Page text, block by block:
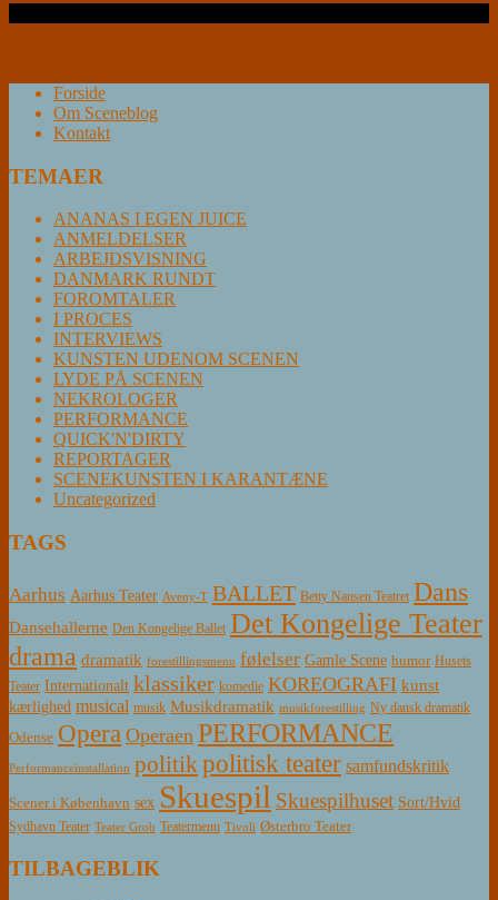
Forside
Om Sceneblog
Kontakt
TEMAER
ANANAS I EGEN JUICE
ANMELDELSER
ARBEJDSVISNING
DANMARK RUNDT
FOROMTALER
I PROCES
INTERVIEWS
KUNSTEN UDENOM SCENEN
LYDE PÅ SCENEN
NEKROLOGER
PERFORMANCE
QUICK'N'DIRTY
REPORTAGER
SCENEKUNSTEN I KARANTÆNE
Uncategorized
TAGS
Aarhus Aarhus Teater Aveny-T BALLET Betty Nansen Teatret Dans
Dansehallerne Den Kongelige Ballet Det Kongelige Teater
drama dramatik forestillingsmenu følelser Gamle Scene humor Husets
Teater Internationalt klassiker komedie KOREOGRAFI kunst
kærlighed musical musik Musikdramatik musikforestilling Ny dansk dramatik
Odense Opera Operaen PERFORMANCE
Performanceinstallation politikpolitisk teater samfundskritik
Scener i København sex Skuespil Skuespilhuset Sort/Hvid
Sydhavn Teater Teater Grob Teatermenu Tivoli Østerbro Teater
TILBAGEBLIK